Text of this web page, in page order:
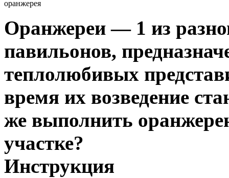
оранжерея
Оранжереи — 1 из
павильонов,
теплолюбивых
время их возведение
же выполнить
участке?
Инструкция